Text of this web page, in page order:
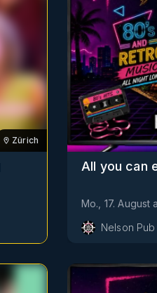
Zürich
All you can
Mo., 17. August
Nelson Pub